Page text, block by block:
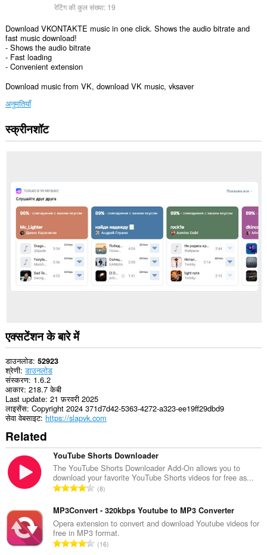
रेटिंग की कुल संख्या: 19
Download VKONTAKTE music in one click. Shows the audio bitrate and
fast music download!
- Shows the audio bitrate
- Fast loading
- Convenient extension
Download music from VK, download VK music, vksaver
अनुमतियाँ
यह
एक्सटेंशन
पहुँच
सकता
एक्सटेंशन
वेबसाइट
पहुँच
प्राप्त
कर
सकता
है।
स्क्रीनशॉट
एक्सटेंशन के बारे में
डाउनलोड 52923
श्रेणी डाउनलोड
संस्करण 1.6.2
आकार 218.7 केबी
Last update 21 फ़रवरी 2025
लाइसेंस Copyright 2024 371d7d42-5363-4272-a323-ee19ff29dbd9
सेवा वेबसाइट https://slapvk.com
Related
YouTube Shorts Downloader
The YouTube Shorts Downloader Add-On allows you to
download your favorite YouTube Shorts videos for free as...
रे
ग
की
कु
ल
8
MP3Convert - 320kbps Youtube to MP3 Converter
Opera extension to convert and download Youtube videos for
free in MP3 format.
रे 16